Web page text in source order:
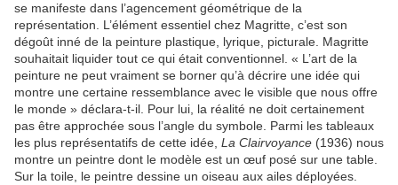
se manifeste dans l’agencement géométrique de la
représentation. L’élément essentiel chez Magritte, c’est son
dégoût inné de la peinture plastique, lyrique, picturale. Magritte
souhaitait liquider tout ce qui était conventionnel. « L’art de la
peinture ne peut vraiment se borner qu’à décrire une idée qui
montre une certaine ressemblance avec le visible que nous offre
le monde » déclara-t-il. Pour lui, la réalité ne doit certainement
pas être approchée sous l’angle du symbole. Parmi les tableaux
les plus représentatifs de cette idée, La Clairvoyance (1936) nous
montre un peintre dont le modèle est un œuf posé sur une table.
Sur la toile, le peintre dessine un oiseau aux ailes déployées.